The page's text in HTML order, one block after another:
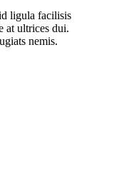
ligula facilisis
at ultrices dui.
nemis.